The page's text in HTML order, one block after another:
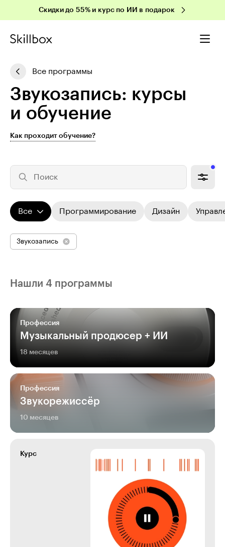
Скидки до 55% и курс по ИИ в подарок
Все программы
Зву­ко­за­пись: курсы
и обучение
Как проходит обучение?
Поиск
Все Программирование Дизайн
Звукозапись
Нашли 4 программы
Профессия
Музыкальный продюсер + ИИ
18 месяцев
Профессия
Звукорежиссёр
10 месяцев
Курс